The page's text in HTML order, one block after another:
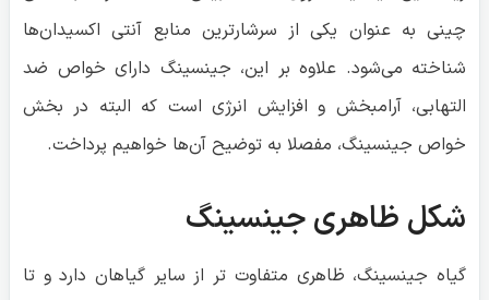
چینی به عنوان یکی از سرشارترین منابع آنتی اکسیدان‌ها
شناخته می‌شود. علاوه بر این، جینسینگ دارای خواص ضد
التهابی، آرامبخش و افزایش انرژی است که البته در بخش
خواص جینسینگ، مفصلا به توضیح آن‌ها خواهیم پرداخت.
شکل ظاهری جینسینگ
گیاه جینسینگ، ظاهری متفاوت تر از سایر گیاهان دارد و تا